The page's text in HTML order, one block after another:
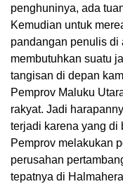
penghuninya, ada
Kemudian untuk
pandangan penulis di
membutuhkan suatu
tangisan di depan
Pemprov Maluku
rakyat. Jadi
terjadi karena yang di
Pemprov melakukan
perusahan
tepatnya di